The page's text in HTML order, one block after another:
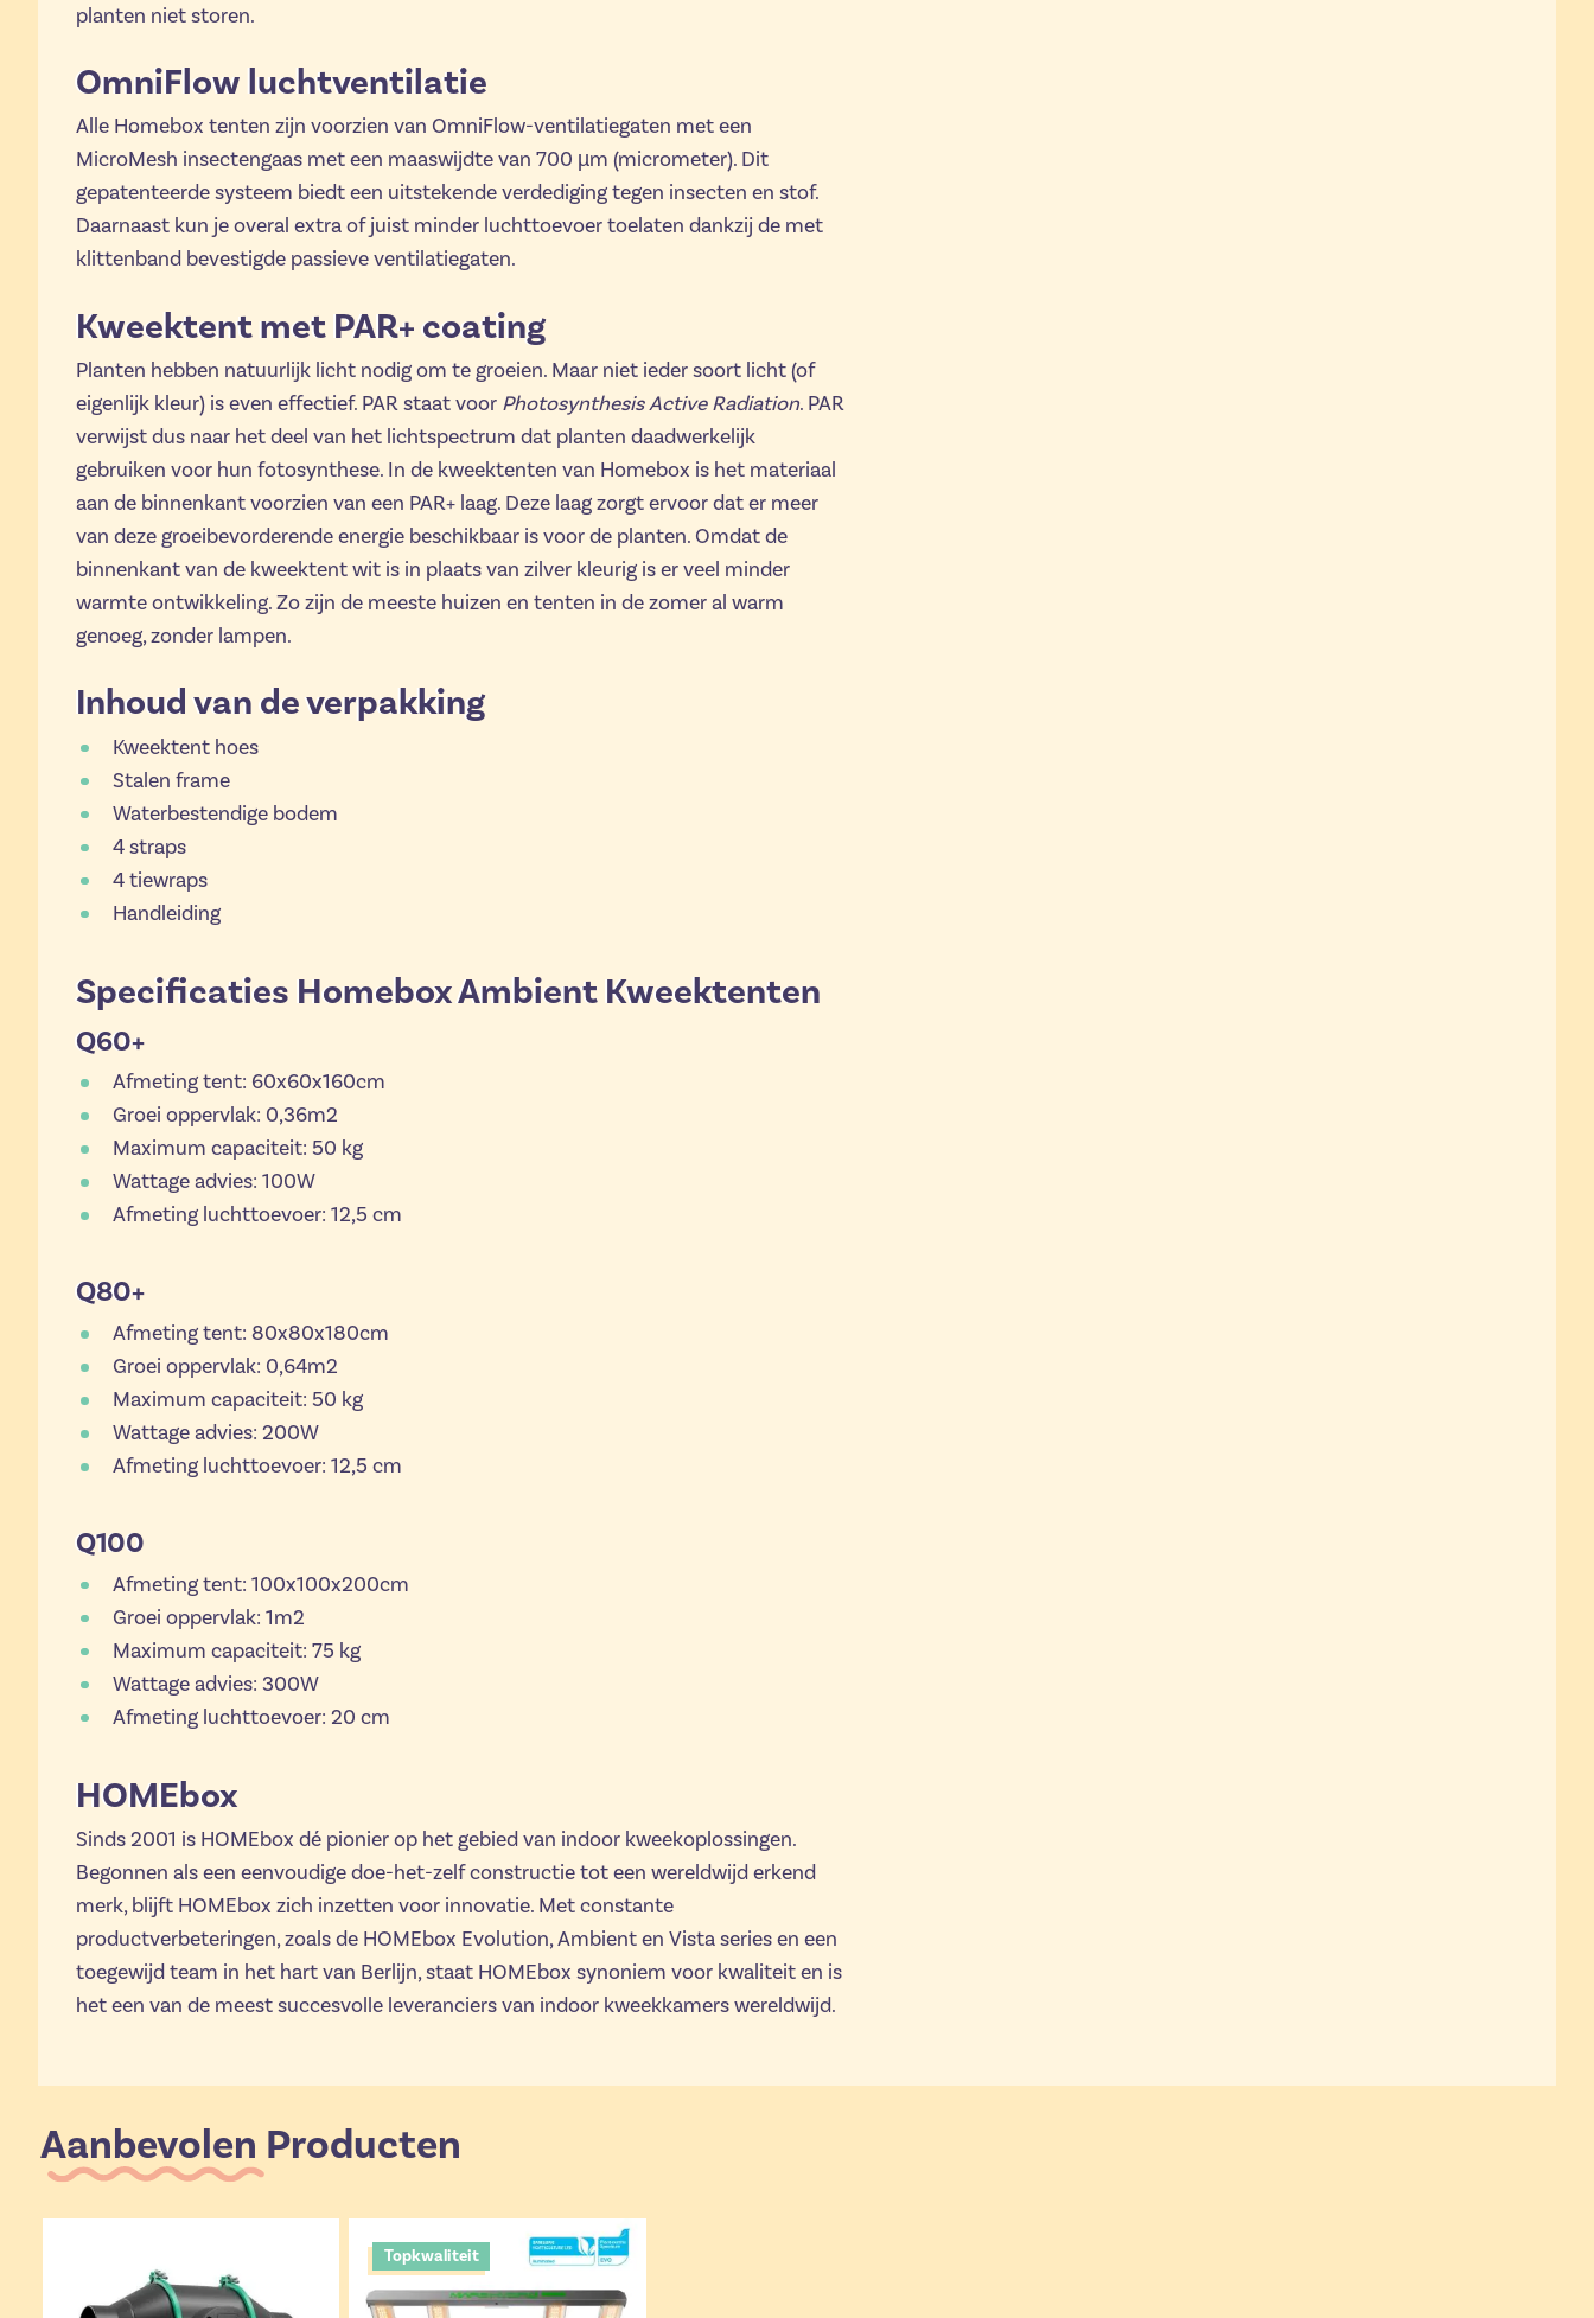
planten niet storen.
OmniFlow luchtventilatie
Alle Homebox tenten zijn voorzien van OmniFlow-ventilatiegaten met een
MicroMesh insectengaas met een maaswijdte van 700 µm (micrometer). Dit
gepatenteerde systeem biedt een uitstekende verdediging tegen insecten en stof.
Daarnaast kun je overal extra of juist minder luchttoevoer toelaten dankzij de met
klittenband bevestigde passieve ventilatiegaten.
Kweektent met PAR+ coating
Planten hebben natuurlijk licht nodig om te groeien. Maar niet ieder soort licht (of
eigenlijk kleur) is even effectief. PAR staat voor Photosynthesis Active Radiation. PAR
verwijst dus naar het deel van het lichtspectrum dat planten daadwerkelijk
gebruiken voor hun fotosynthese. In de kweektenten van Homebox is het materiaal
aan de binnenkant voorzien van een PAR+ laag. Deze laag zorgt ervoor dat er meer
van deze groeibevorderende energie beschikbaar is voor de planten. Omdat de
binnenkant van de kweektent wit is in plaats van zilver kleurig is er veel minder
warmte ontwikkeling. Zo zijn de meeste huizen en tenten in de zomer al warm
genoeg, zonder lampen.
Inhoud van de verpakking
Kweektent hoes
Stalen frame
Waterbestendige bodem
4 straps
4 tiewraps
Handleiding
Specificaties Homebox Ambient Kweektenten
Q60+
Afmeting tent: 60x60x160cm
Groei oppervlak: 0,36m2
Maximum capaciteit: 50 kg
Wattage advies: 100W
Afmeting luchttoevoer: 12,5 cm
Q80+
Afmeting tent: 80x80x180cm
Groei oppervlak: 0,64m2
Maximum capaciteit: 50 kg
Wattage advies: 200W
Afmeting luchttoevoer: 12,5 cm
Q100
Afmeting tent: 100x100x200cm
Groei oppervlak: 1m2
Maximum capaciteit: 75 kg
Wattage advies: 300W
Afmeting luchttoevoer: 20 cm
HOMEbox
Sinds 2001 is HOMEbox dé pionier op het gebied van indoor kweekoplossingen.
Begonnen als een eenvoudige doe-het-zelf constructie tot een wereldwijd erkend
merk, blijft HOMEbox zich inzetten voor innovatie. Met constante
productverbeteringen, zoals de HOMEbox Evolution, Ambient en Vista series en een
toegewijd team in het hart van Berlijn, staat HOMEbox synoniem voor kwaliteit en is
het een van de meest succesvolle leveranciers van indoor kweekkamers wereldwijd.
Aanbevolen Producten
Topkwaliteit